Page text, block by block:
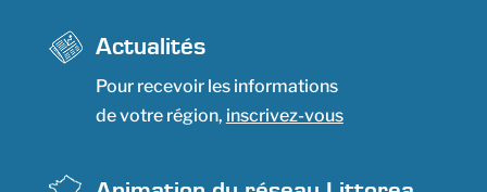
Actualités
Pour recevoir les informations
de votre région, inscrivez-vous